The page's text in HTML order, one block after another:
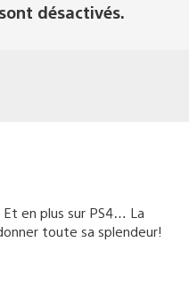
désactivés.
en plus sur PS4… La
toute sa splendeur!